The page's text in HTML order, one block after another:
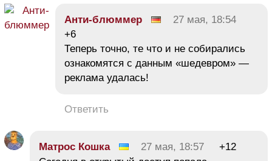
Анти-блюммер
27 мая, 18:54
+6
Теперь точно, те что и не собирались
ознакомятся с данным «шедевром» —
реклама удалась!
Ответить
Матрос Кошка 27 мая, 18:57
+12